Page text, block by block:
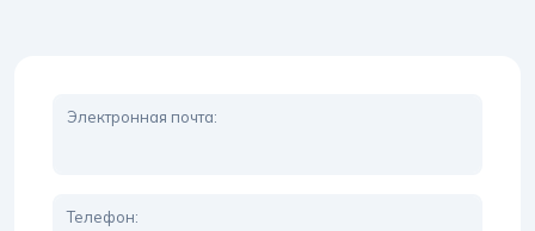
Электронная почта:
Телефон: